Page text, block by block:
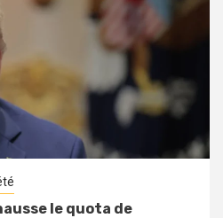
le quota de